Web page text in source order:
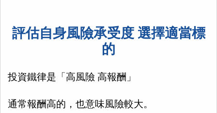
評估自身風險承受度 選擇適當標
的
投資鐵律是「高風險 高報酬」
通常報酬高的，也意味風險較大。